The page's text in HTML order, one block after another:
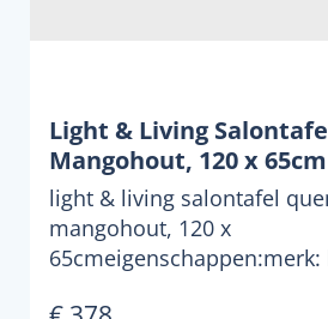
Light & Living
Mangohout, 120 x 65cm
light & living salontafel
mangohout, 120 x